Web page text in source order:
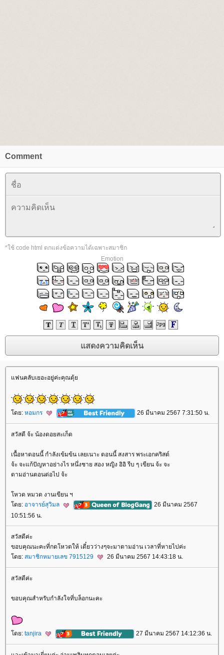
Comment
*ใช้ code html ตกแต่งข้อความได้เฉพาะสมาชิก
Emotion
ฟนคลับเยอะอยู่ค่ะคุณตุ้
ดย: หอมกร 26 มีนาคม 2567 7:31:50 น.
สวัสดี จ้ะ น้องดอยสะเก็ด
เนื้อหาตอนนี้ กำลังเข้มข้น เลยเนาะ ตอนนี้ สงสาร พระเอกคริสต์
จ้ะ จะแก้ปัญหาอย่างไร หนึ่งชาย สอง หญิง อิอิ รีบ ๆ เขียน จ้ะ จะ
ตามอ่านตอนต่อไป จ้ะ
หวด หมวด งานเขียน ฯ
ดย: อาจารย์สุวิมล
26 มีนาคม 2567
10:51:56 น.
สวัสดีค่ะ
ขอบคุณนะคะที่กดโหวตให้ เดี๋ยวว่างๆจะมาตามอ่าน เวลาที่หายไปค่ะ
ดย: สมาชิกหมายเลข 7915129 26 มีนาคม 2567 14:43:18 น.
สวัสดีค่ะ
ขอบคุณสำหรับกำลังใจที่บล็อกนะคะ
ดย: tanjira 27 มีนาคม 2567 14:12:36 น.